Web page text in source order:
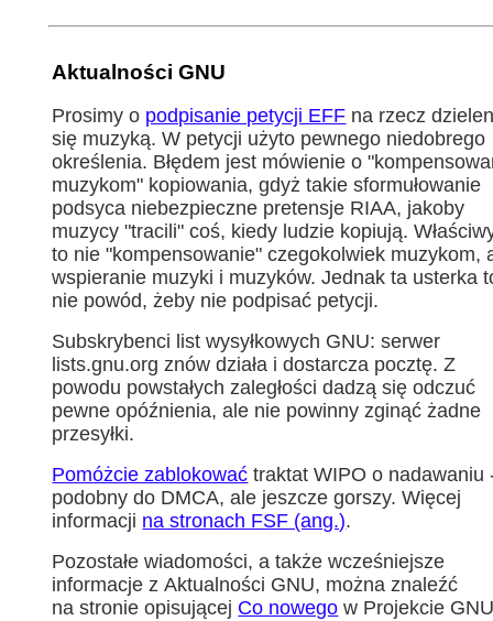
Aktualności GNU
Prosimy o podpisanie petycji EFF na rzecz
się muzyką. W petycji użyto pewnego niedobrego
określenia. Błędem jest mówienie o
muzykom" kopiowania, gdyż takie sformułowanie
podsyca niebezpieczne pretensje RIAA, jakoby
muzycy "tracili" coś, kiedy ludzie kopiują.
to nie "kompensowanie" czegokolwiek muzykom,
wspieranie muzyki i muzyków. Jednak ta usterka
nie powód, żeby nie podpisać petycji.
Subskrybenci list wysyłkowych GNU: serwer
lists.gnu.org znów działa i dostarcza pocztę. Z
powodu powstałych zaległości dadzą się odczuć
pewne opóźnienia, ale nie powinny zginąć żadne
przesyłki.
Pomóżcie zablokować traktat WIPO o nadawaniu
podobny do DMCA, ale jeszcze gorszy. Więcej
informacji na stronach FSF (ang.).
Pozostałe wiadomości, a także wcześniejsze
informacje z Aktualności GNU, można znaleźć
na stronie opisującej Co nowego w Projekcie